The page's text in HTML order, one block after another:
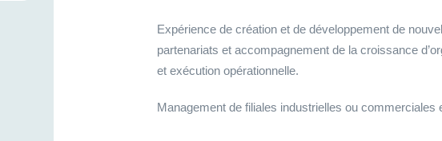
Expérience de création et de développement de
partenariats et accompagnement de la croissance
et exécution opérationnelle.
Management de filiales industrielles ou commerciales